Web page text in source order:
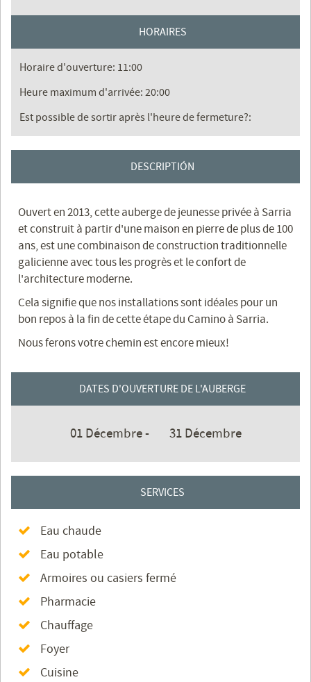
HORAIRES
Horaire d'ouverture: 11:00
Heure maximum d'arrivée: 20:00
Est possible de sortir après l'heure de fermeture?:
DESCRIPTIÓN
Ouvert en 2013, cette auberge de jeunesse privée à Sarria
et construit à partir d'une maison en pierre de plus de 100
ans, est une combinaison de construction traditionnelle
galicienne avec tous les progrès et le confort de
l'architecture moderne.
Cela signifie que nos installations sont idéales pour un
bon repos à la fin de cette étape du Camino à Sarria.
Nous ferons votre chemin est encore mieux!
DATES D'OUVERTURE DE L'AUBERGE
01 Décembre - 31 Décembre
SERVICES
Eau chaude
Eau potable
Armoires ou casiers fermé
Pharmacie
Chauffage
Foyer
Cuisine